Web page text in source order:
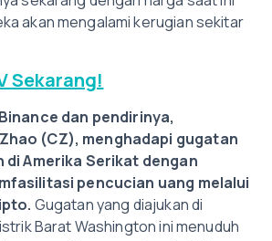
akan mengalami kerugian sekitar
Sekarang!
dan pendirinya,
(CZ), menghadapi gugatan
Amerika Serikat dengan
pencucian uang melalui
Gugatan yang diajukan di
Barat Washington ini menuduh